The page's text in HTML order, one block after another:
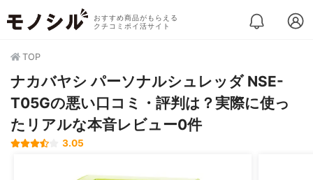
おすすめ商品がもらえる
クチコミポイ活サイト
TOP
ナカバヤシ パーソナルシュレッダ NSE-
T05Gの悪い口コミ・評判は？実際に使っ
たリアルな本音レビュー0件
3.05